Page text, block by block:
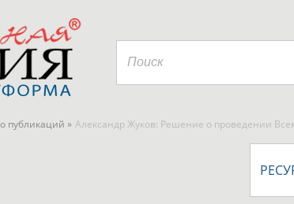
публикаций » Александр Жуков: Решение о проведении